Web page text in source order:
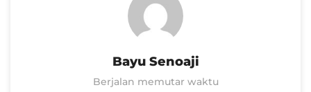
Bayu Senoaji
Berjalan memutar waktu